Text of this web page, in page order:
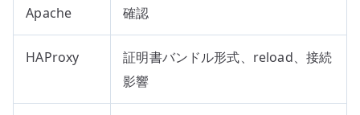
Apache
確認
HAProxy
証明書バンドル形式、reload、接続
影響